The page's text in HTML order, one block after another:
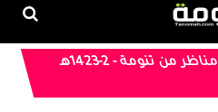
مناظر من تنومة - 2-1423هـ